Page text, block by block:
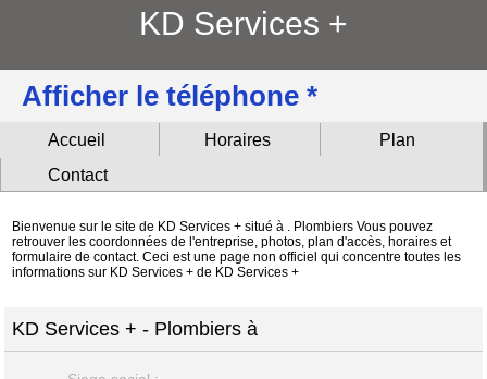
KD Services +
Afficher le téléphone *
Accueil Horaires
Plan
Contact
Bienvenue sur le site de KD Services + situé à . Plombiers Vous pouvez
retrouver les coordonnées de l'entreprise, photos, plan d'accès, horaires et
formulaire de contact. Ceci est une page non officiel qui concentre toutes les
informations sur KD Services + de KD Services +
KD Services + - Plombiers à